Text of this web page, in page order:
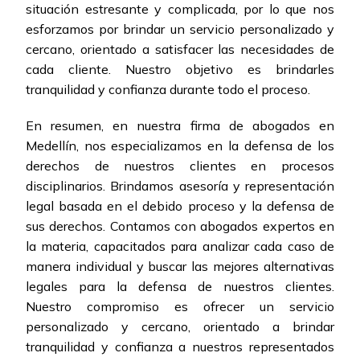
situación estresante y complicada, por lo que nos
esforzamos por brindar un servicio personalizado y
cercano, orientado a satisfacer las necesidades de
cada cliente. Nuestro objetivo es brindarles
tranquilidad y confianza durante todo el proceso.
En resumen, en nuestra firma de abogados en
Medellín, nos especializamos en la defensa de los
derechos de nuestros clientes en procesos
disciplinarios. Brindamos asesoría y representación
legal basada en el debido proceso y la defensa de
sus derechos. Contamos con abogados expertos en
la materia, capacitados para analizar cada caso de
manera individual y buscar las mejores alternativas
legales para la defensa de nuestros clientes.
Nuestro compromiso es ofrecer un servicio
personalizado y cercano, orientado a brindar
tranquilidad y confianza a nuestros representados